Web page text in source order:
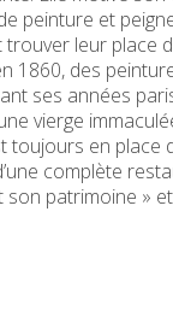
peinture et
leur place
1860, des
ses années
vierge
toujours en
complète
son patrimoine »